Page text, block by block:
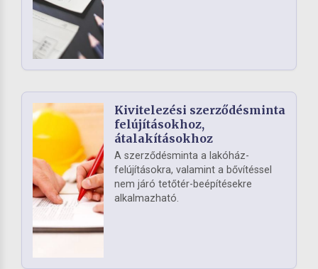
Kivitelezési szerződésminta
felújításokhoz,
átalakításokhoz
A szerződésminta a lakóház-
felújításokra, valamint a bővítéssel
nem járó tetőtér-beépítésekre
alkalmazható.